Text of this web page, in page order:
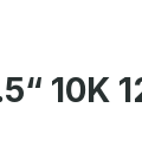
10K